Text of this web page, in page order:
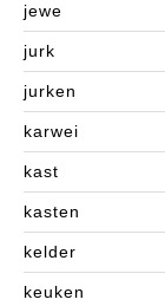
jewe
jurk
jurken
karwei
kast
kasten
kelder
keuken